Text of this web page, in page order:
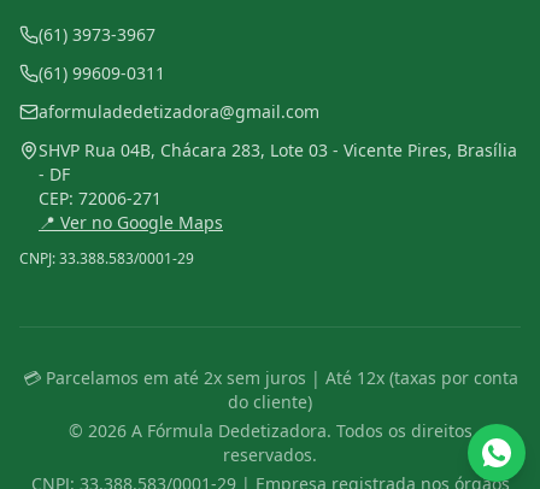
(61) 3973-3967
(61) 99609-0311
aformuladedetizadora@gmail.com
SHVP Rua 04B, Chácara 283, Lote 03 - Vicente Pires, Brasília
- DF
CEP: 72006-271
📍 Ver no Google Maps
CNPJ:33.388.583/0001-29
💳 Parcelamos em até 2x sem juros | Até 12x (taxas por conta
do cliente)
© 2026A Fórmula Dedetizadora. Todos os direitos
reservados.
CNPJ: 33.388.583/0001-29| Empresa registrada nos órgãos